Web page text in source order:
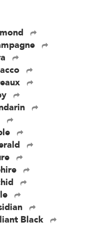
Black